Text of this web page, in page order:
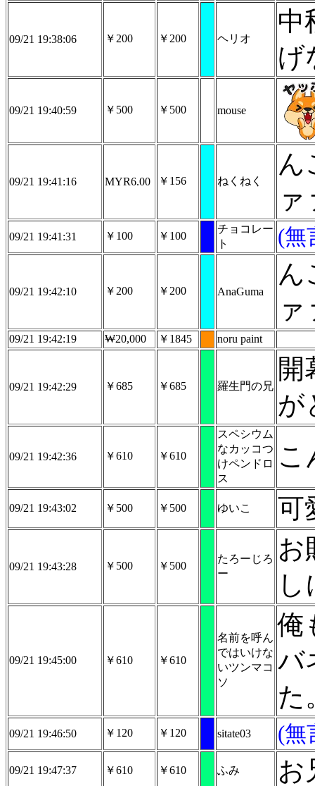
09/21 19:38:06 ￥200 ￥200 ヘリオ
中
げ
09/21 19:40:59 ￥500 ￥500 mouse
09/21 19:41:16 MYR6.00 ￥156 ねくねく
ん
ァ
09/21 19:41:31 ￥100 ￥100
チョコレー
ト
(無
09/21 19:42:10 ￥200 ￥200 AnaGuma
ん
ァ
09/21 19:42:19 ₩20,000 ￥1845 noru paint
09/21 19:42:29 ￥685 ￥685 羅生門の兄
開
が
09/21 19:42:36 ￥610 ￥610
スペシウム
なカッコつ
けペンドロ
ス
こ
09/21 19:43:02 ￥500 ￥500 ゆいこ 可
09/21 19:43:28 ￥500 ￥500
たろーじろ
ー
お
09/21 19:45:00 ￥610 ￥610
名前を呼ん
ではいけな
いツンマコ
ソ
俺
バ
た
09/21 19:46:50 ￥120 ￥120 sitate03 (無
09/21 19:47:37 ￥610 ￥610 ふみ お